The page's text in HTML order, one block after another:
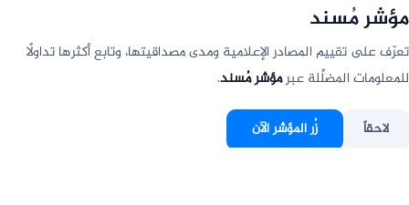
مؤشر مُسند
تعرّف على تقييم المصادر الإعلامية ومدى مصداقيتها، وتابع أكثرها تداولًا
للمعلومات المضلِّلة عبرمؤشر مُسند.
لاحقاً زُر المؤشر الآن